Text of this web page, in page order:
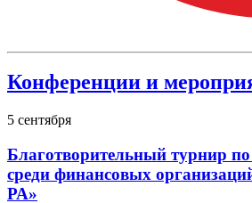
Конференции и
5 сентября
Благотворительный турнир
среди финансовых
РА»